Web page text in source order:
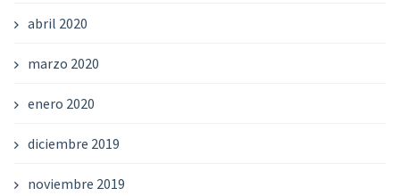
abril 2020
marzo 2020
enero 2020
diciembre 2019
noviembre 2019